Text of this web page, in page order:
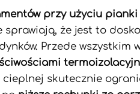
przy użyciu pianki
sprawiają, że jest to
Przede wszystkim
skutecznie